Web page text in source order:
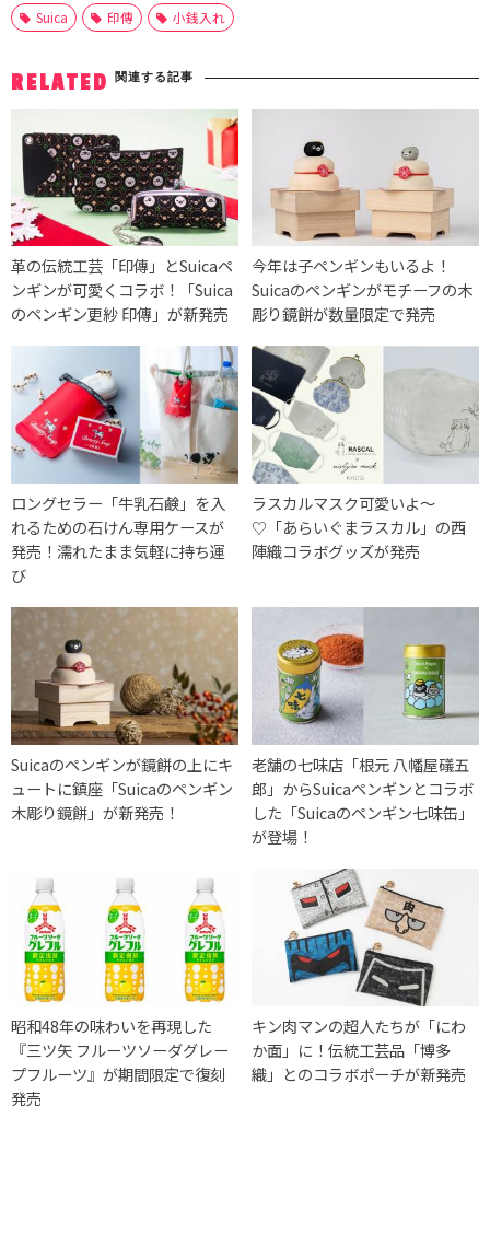
Suica 印傳 小銭入れ
RELATED 関連する記事
革の伝統工芸「印傳」とSuicaペ
ンギンが可愛くコラボ！「Suica
のペンギン更紗 印傳」が新発売
今年は子ペンギンもいるよ！
Suicaのペンギンがモチーフの木
彫り鏡餅が数量限定で発売
ロングセラー「牛乳石鹸」を入
れるための石けん専用ケースが
発売！濡れたまま気軽に持ち運
び
ラスカルマスク可愛いよ〜
♡「あらいぐまラスカル」の西
陣織コラボグッズが発売
Suicaのペンギンが鏡餅の上にキ
ュートに鎮座「Suicaのペンギン
木彫り鏡餅」が新発売！
老舗の七味店「根元 八幡屋礒五
郎」からSuicaペンギンとコラボ
した「Suicaのペンギン七味缶」
が登場！
昭和48年の味わいを再現した
『三ツ矢 フルーツソーダグレー
プフルーツ』が期間限定で復刻
発売
キン肉マンの超人たちが「にわ
か面」に！伝統工芸品「博多
織」とのコラボポーチが新発売